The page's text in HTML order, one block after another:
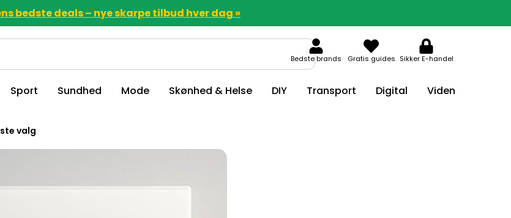
bedste deals – nye skarpe tilbud hver dag »
Bedste brands Gratis guides Sikker E-handel
Sport Sundhed Mode Skønhed & Helse DIY Transport Digital Viden
valg